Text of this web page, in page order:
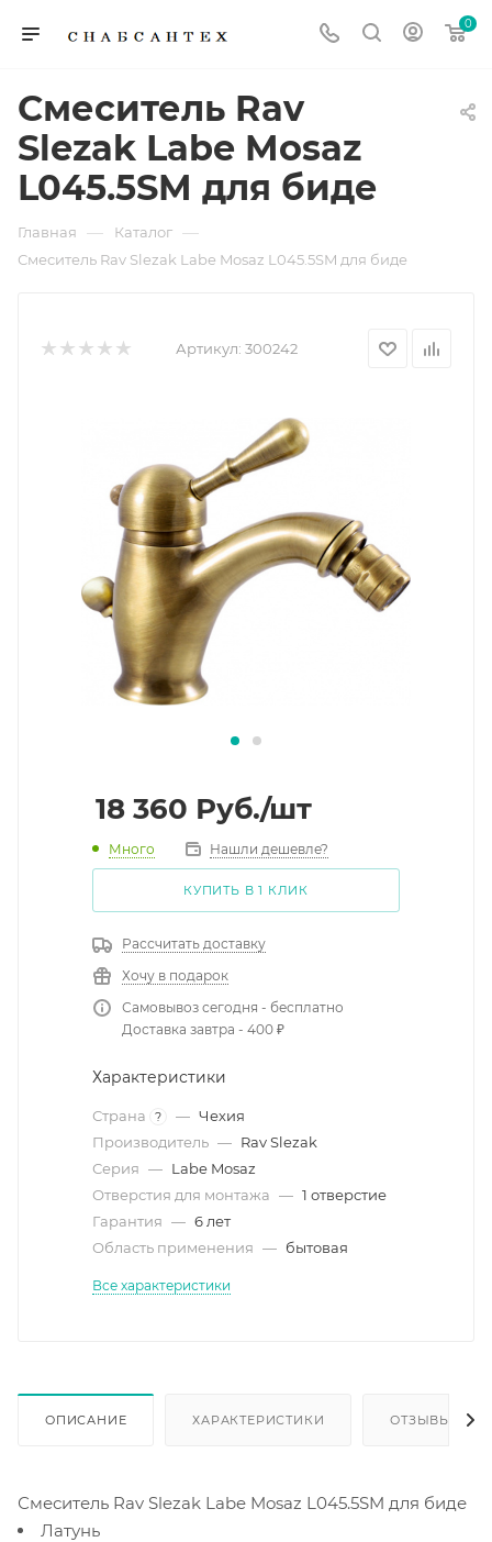
0
Смеситель Rav
Slezak Labe Mosaz
L045.5SM для биде
Главная — Каталог —
Смеситель Rav Slezak Labe Mosaz L045.5SM для биде
Артикул: 300242
18 360 Руб./шт
Много Нашли дешевле?
КУПИТЬ В 1 КЛИК
Рассчитать доставку
Хочу в подарок
Самовывоз сегодня - бесплатно
Доставка завтра - 400 ₽
Характеристики
Страна ? — Чехия
Производитель — Rav Slezak
Серия — Labe Mosaz
Отверстия для монтажа — 1 отверстие
Гарантия — 6 лет
Область применения — бытовая
Все характеристики
ОПИСАНИЕ ХАРАКТЕРИСТИКИ ОТЗЫВЫ
Смеситель Rav Slezak Labe Mosaz L045.5SM для биде
Латунь